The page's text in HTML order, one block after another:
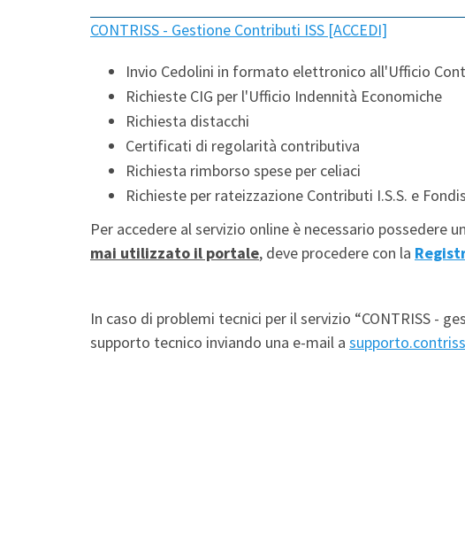
CONTRISS - Gestione Contributi ISS [ACCEDI]
Invio Cedolini in formato elettronico all'Ufficio
Richieste CIG per l'Ufficio Indennità Economiche
Richiesta distacchi
Certificati di regolarità contributiva
Richiesta rimborso spese per celiaci
Richieste per rateizzazione Contributi I.S.S. e
Per accedere al servizio online è necessario possedere
mai utilizzato il portale, deve procedere con la
In caso di problemi tecnici per il servizio “CONTRISS -
supporto tecnico inviando una e-mail a